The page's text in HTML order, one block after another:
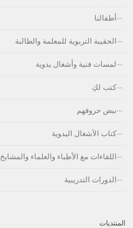
أطفالنا
الحقيبة التربوية للمعلمة والطالبة
لمسات فنية وأشغال يدوية
كتب لكِ
نبض حروفهم
كتاب الأشغال اليدوية
اللقاءات مع الأطباء والعلماء والمشايخ
الدورات التدريبية
المنتديات